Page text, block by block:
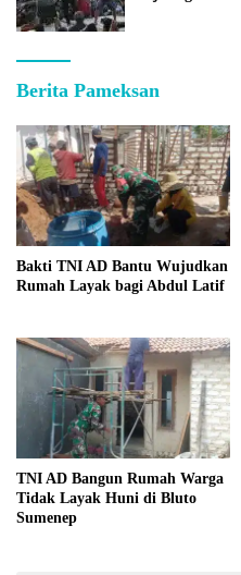
Berita Pameksan
Bakti TNI AD Bantu Wujudkan
Rumah Layak bagi Abdul Latif
TNI AD Bangun Rumah Warga
Tidak Layak Huni di Bluto
Sumenep